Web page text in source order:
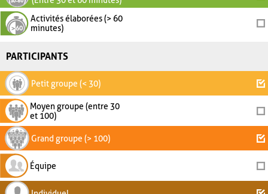
Activités élaborées (> 60
minutes)
PARTICIPANTS
Petit groupe (< 30)
Moyen groupe (entre 30
et 100)
Grand groupe (> 100)
Équipe